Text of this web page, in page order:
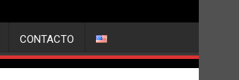
CONTACTO